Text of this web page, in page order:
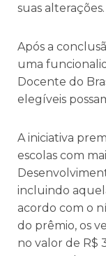
suas alterações.
Após a
uma
Docente do
elegíveis
A iniciativa
escolas com
incluindo
acordo com o
do prêmio, os
no valor de R$